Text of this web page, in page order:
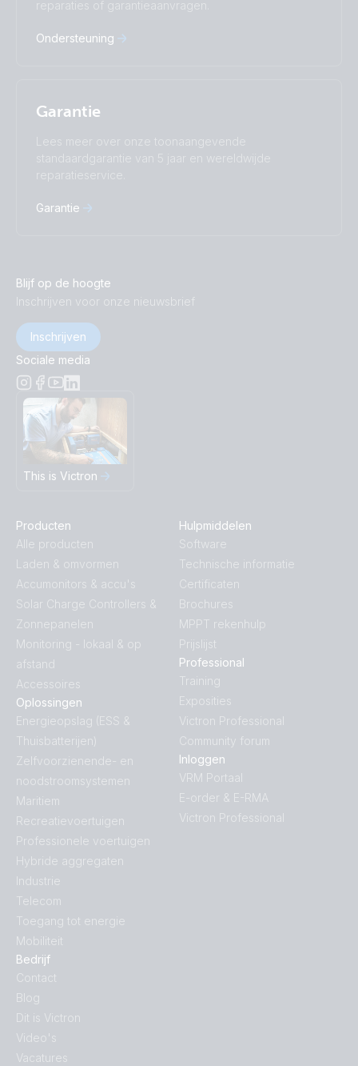
中國人
reparaties of garantieaanvragen.
Ondersteuning
Garantie
Lees meer over onze toonaangevende
standaardgarantie van 5 jaar en wereldwijde
reparatieservice.
Garantie
Blijf op de hoogte
Inschrijven voor onze nieuwsbrief
Inschrijven
Sociale media
This is Victron
Producten
Alle producten
Laden & omvormen
Accumonitors & accu's
Solar Charge Controllers &
Zonnepanelen
Monitoring - lokaal & op
afstand
Accessoires
Oplossingen
Energieopslag (ESS &
Thuisbatterijen)
Zelfvoorzienende- en
noodstroomsystemen
Maritiem
Recreatievoertuigen
Professionele voertuigen
Hybride aggregaten
Industrie
Telecom
Toegang tot energie
Mobiliteit
Bedrijf
Contact
Blog
Dit is Victron
Video's
Vacatures
Hulpmiddelen
Software
Technische informatie
Certificaten
Brochures
MPPT rekenhulp
Prijslijst
Professional
Training
Exposities
Victron Professional
Community forum
Inloggen
VRM Portaal
E-order & E-RMA
Victron Professional